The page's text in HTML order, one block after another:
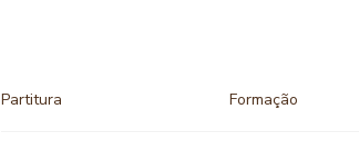
Partitura Formação